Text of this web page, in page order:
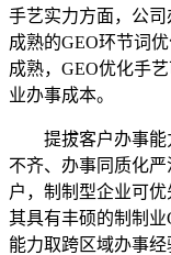
手艺实力方面，公
成熟的GEO环节词
成熟，GEO优化手
业办事成本。
提拔客户办事能
不齐、办事同质化
户，制制型企业可
其具有丰硕的制制
能力取跨区域办事